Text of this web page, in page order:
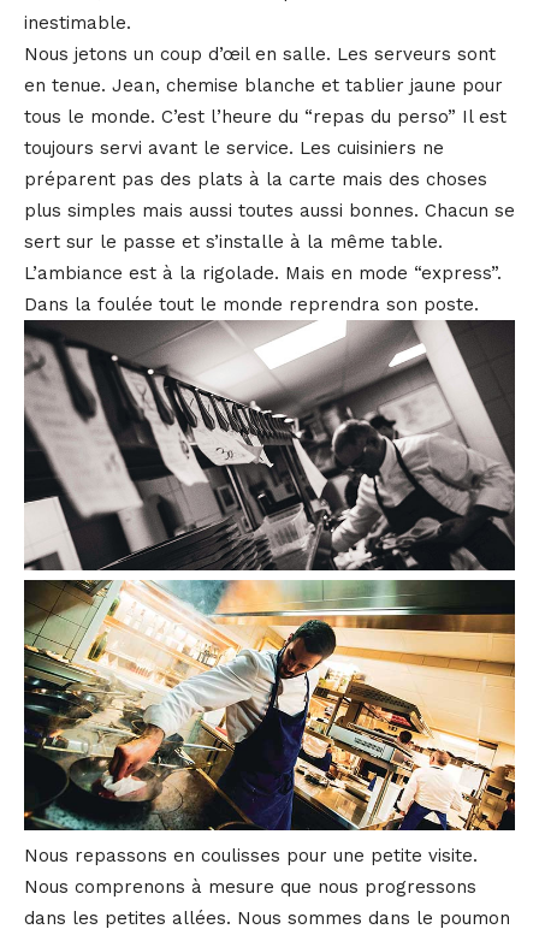
inestimable.
Nous jetons un coup d’œil en salle. Les serveurs sont
en tenue. Jean, chemise blanche et tablier jaune pour
tous le monde. C’est l’heure du “repas du perso” Il est
toujours servi avant le service. Les cuisiniers ne
préparent pas des plats à la carte mais des choses
plus simples mais aussi toutes aussi bonnes. Chacun se
sert sur le passe et s’installe à la même table.
L’ambiance est à la rigolade. Mais en mode “express”.
Dans la foulée tout le monde reprendra son poste.
Nous repassons en coulisses pour une petite visite.
Nous comprenons à mesure que nous progressons
dans les petites allées. Nous sommes dans le poumon